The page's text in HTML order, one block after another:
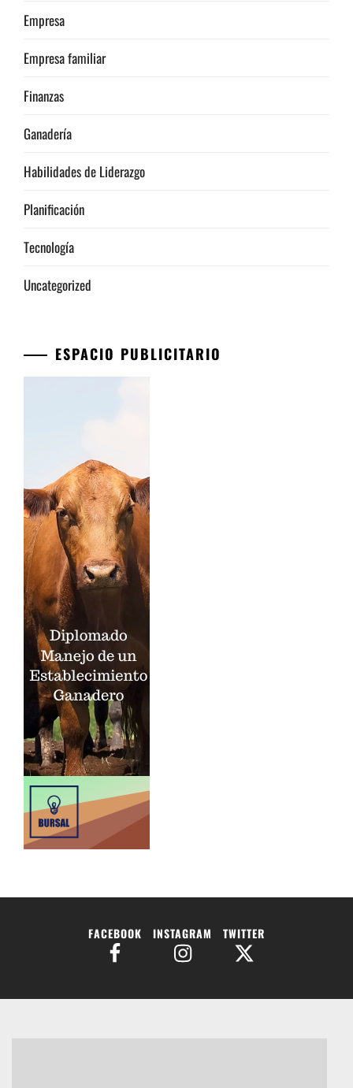
Empresa
Empresa familiar
Finanzas
Ganadería
Habilidades de Liderazgo
Planificación
Tecnología
Uncategorized
ESPACIO PUBLICITARIO
FACEBOOK INSTAGRAM TWITTER